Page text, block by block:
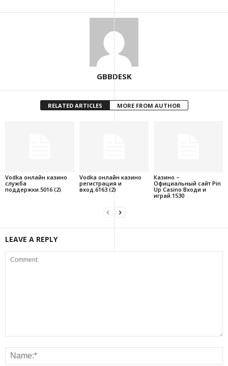
GBBDESK
RELATED ARTICLES MORE FROM AUTHOR
Vodka онлайн казино
служба
поддержки.5016 (2)
Vodka онлайн казино
регистрация и
вход.6163 (2)
Казино –
Официальный сайт Pin
Up Casino Входи и
играй.1530
LEAVE A REPLY